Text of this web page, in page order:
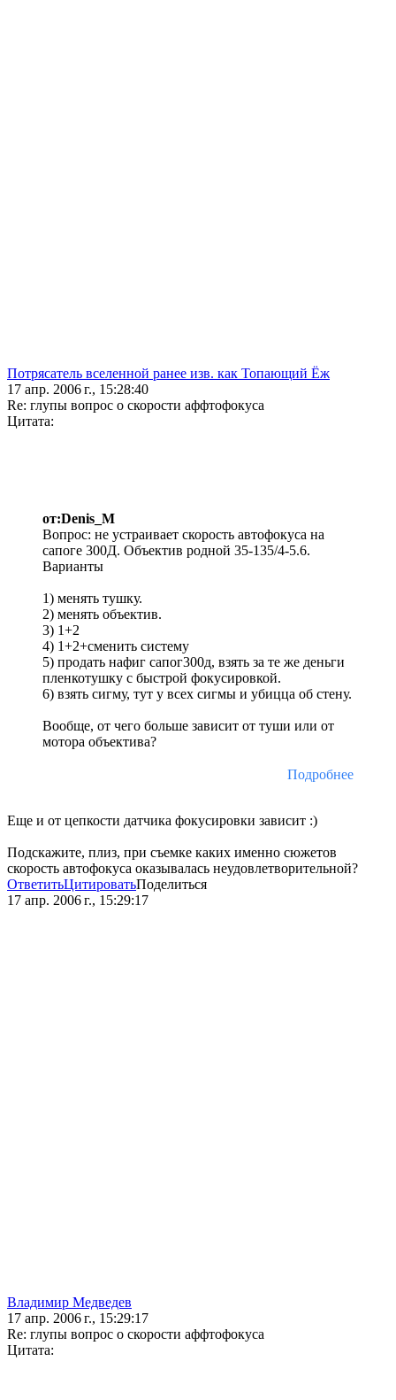
Потрясатель вселенной ранее изв. как Топающий Ёж
17 апр. 2006 г., 15:28:40
Re: глупы вопрос о скорости аффтофокуса
Цитата:
от:Denis_M
Вопрос: не устраивает скорость автофокуса на
сапоге 300Д. Объектив родной 35-135/4-5.6.
Варианты
1) менять тушку.
2) менять объектив.
3) 1+2
4) 1+2+сменить систему
5) продать нафиг сапог300д, взять за те же деньги
пленкотушку с быстрой фокусировкой.
6) взять сигму, тут у всех сигмы и убицца об стену.
Вообще, от чего больше зависит от туши или от
мотора объектива?
Подробнее
Еще и от цепкости датчика фокусировки зависит :)
Подскажите, плиз, при съемке каких именно сюжетов
скорость автофокуса оказывалась неудовлетворительной?
ОтветитьЦитироватьПоделиться
17 апр. 2006 г., 15:29:17
Владимир Медведев
17 апр. 2006 г., 15:29:17
Re: глупы вопрос о скорости аффтофокуса
Цитата: